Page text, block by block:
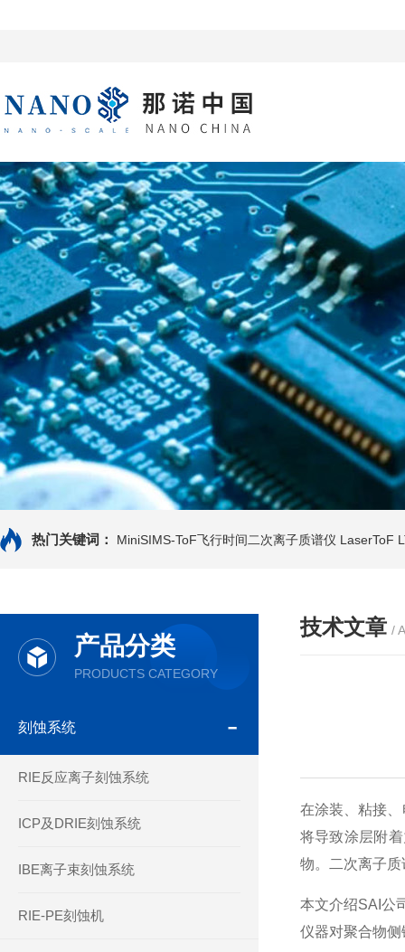
热门关键词： MiniSIMS-ToF飞行时间二次离子质谱仪 LaserToF
产品分类
PRODUCTS CATEGORY
刻蚀系统
RIE反应离子刻蚀系统
ICP及DRIE刻蚀系统
IBE离子束刻蚀系统
RIE-PE刻蚀机
技术文章 /
在涂装、粘接
将导致涂层附
物。二次离子
本文介绍SAI公
仪器对聚合物